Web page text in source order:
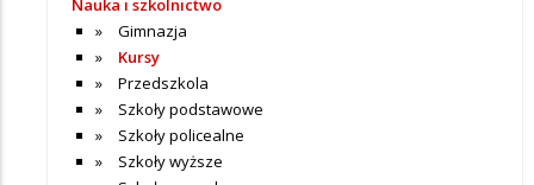
Nauka i szkolnictwo
Gimnazja
Kursy
Przedszkola
Szkoły podstawowe
Szkoły policealne
Szkoły wyższe